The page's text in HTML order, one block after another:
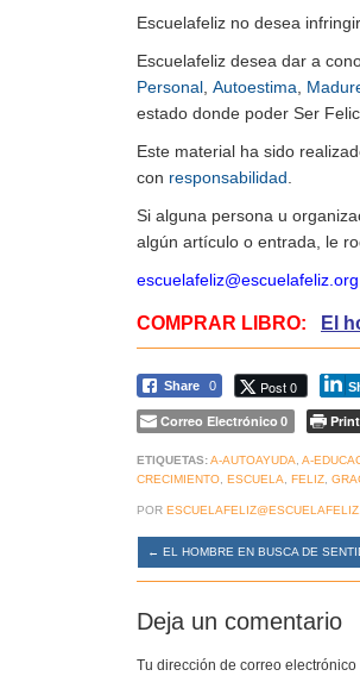
Escuelafeliz no desea
Escuelafeliz desea dar a
Personal Autoestima
estado donde poder Ser
Este material ha sido
con responsabilidad
Si alguna persona u
algún artículo o entrada, le
escuelafeliz@escuelafeliz.org
COMPRAR LIBRO: El
Share 0 Post 0
Correo Electrónico 0 Print
ETIQUETAS:A-AUTOAYUDA A-
CRECIMIENTO ESCUELA FELIZ
POR
← EL HOMBRE EN BUSCA DE
Deja un comentario
Tu dirección de correo